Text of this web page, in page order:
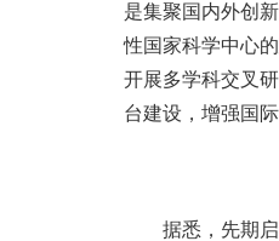
是集聚国内外创
性国家科学中心
开展多学科交叉
台建设，增强国
据悉，先期